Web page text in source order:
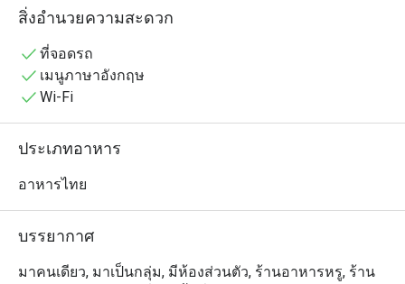
ความเป็นอาหารไทยพร้อมเสิร์ฟ ด้วยเมนูหลากหลายทั้ง
เครื่องดื่ม ชา กาแฟ ร้านภัทรา ไฟน์ ไทย ควิซีน ได้คัดสรร
วัตถุดิบออแกนิค เพื่อเสิร์ฟความอร่อยให้ได้ลิ้มลองทุกวัน
สิ่งอำนวยความสะดวก
ที่จอดรถ
เมนูภาษาอังกฤษ
Wi-Fi
ประเภทอาหาร
อาหารไทย
บรรยากาศ
มาคนเดียว, มาเป็นกลุ่ม, มีห้องส่วนตัว, ร้านอาหารหรู, ร้าน